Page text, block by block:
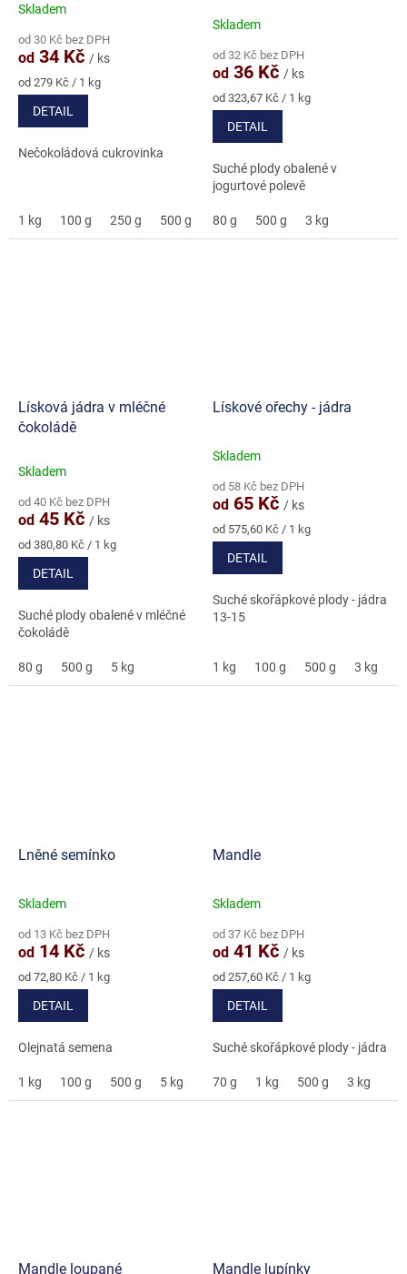
Průměrné
produktu
je
4,7
z
hvězdiček.
Skladem
od 30 Kč bez DPH
od 34 Kč / ks
Měrná
cena:
od 279 Kč / 1 kg
DETAIL
Nečokoládová cukrovinka
1 kg 100 g 250 g 500 g 3 kg
Skladem
od 32 Kč bez DPH
od 36 Kč / ks
Měrná
cena:
od 323,67 Kč / 1 kg
DETAIL
Suché plody obalené v
jogurtové polevě
80 g 500 g 3 kg
Lísková jádra v mléčné
čokoládě
Skladem
od 40 Kč bez DPH
od 45 Kč / ks
Měrná
cena:
od 380,80 Kč / 1 kg
DETAIL
Suché plody obalené v mléčné
čokoládě
80 g 500 g 5 kg
Lískové ořechy - jádra
Průměrné
produktu
je
5,0
z
Skladem
od 58 Kč bez DPH
od 65 Kč / ks
Měrná
cena:
od 575,60 Kč / 1 kg
DETAIL
Suché skořápkové plody - jádra
13-15
1 kg 100 g 500 g 3 kg
Lněné semínko
Průměrné
produktu
je
5,0
z
hvězdiček.
Skladem
od 13 Kč bez DPH
od 14 Kč / ks
Měrná
cena:
od 72,80 Kč / 1 kg
DETAIL
Olejnatá semena
1 kg 100 g 500 g 5 kg
Mandle
Průměrné
produktu
je
5,0
z
hvězdiček.
Skladem
od 37 Kč bez DPH
od 41 Kč / ks
Měrná
cena:
od 257,60 Kč / 1 kg
DETAIL
Suché skořápkové plody - jádra
70 g 1 kg 500 g 3 kg
Mandle loupané Mandle lupínky